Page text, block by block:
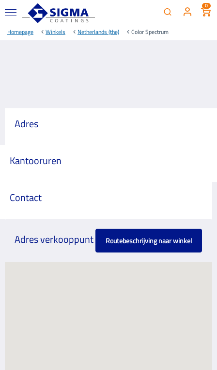
0
Homepage Winkels Netherlands (the) Color Spectrum
Adres
Kantooruren
Contact
Adres verkooppunt Routebeschrijving naar winkel